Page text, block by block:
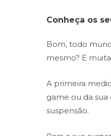
Conheça os
Bom, todo
mesmo? E
A primeira
game ou da
suspensão.